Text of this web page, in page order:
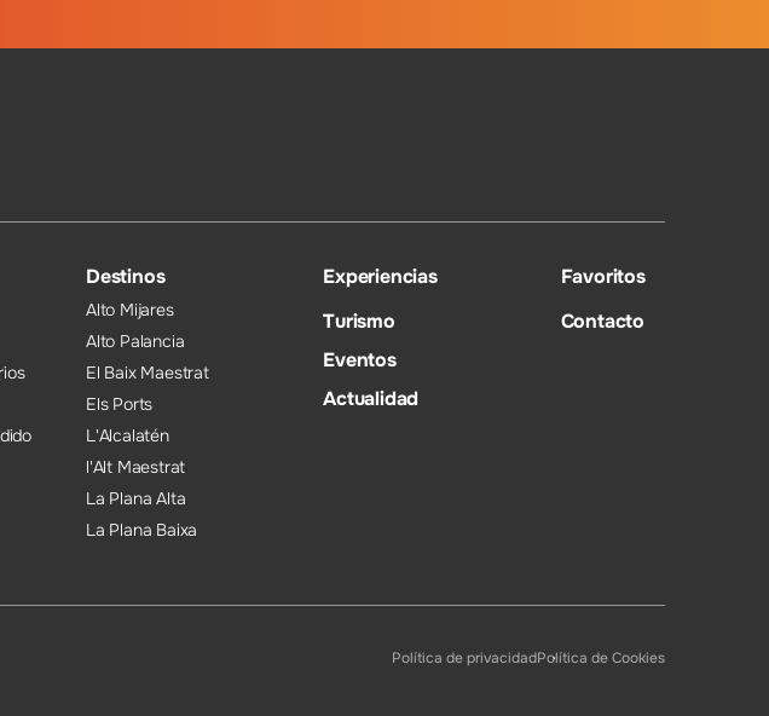
Destinos
Alto Mijares
Alto Palancia
El Baix Maestrat
Els Ports
L'Alcalatén
l'Alt Maestrat
La Plana Alta
La Plana Baixa
Experiencias
Turismo
Eventos
Actualidad
Favoritos
Contacto
Política de privacidadPolítica de Cookies